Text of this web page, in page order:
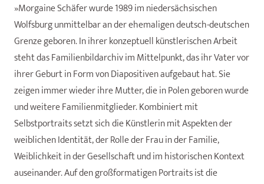
»Morgaine Schäfer wurde 1989 im niedersächsischen
Wolfsburg unmittelbar an der ehemaligen deutsch-deutschen
Grenze geboren. In ihrer konzeptuell künstlerischen Arbeit
steht das Familienbildarchiv im Mittelpunkt, das ihr Vater vor
ihrer Geburt in Form von Diapositiven aufgebaut hat. Sie
zeigen immer wieder ihre Mutter, die in Polen geboren wurde
und weitere Familienmitglieder. Kombiniert mit
Selbstportraits setzt sich die Künstlerin mit Aspekten der
weiblichen Identität, der Rolle der Frau in der Familie,
Weiblichkeit in der Gesellschaft und im historischen Kontext
auseinander. Auf den großformatigen Portraits ist die